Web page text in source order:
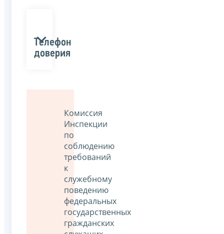
Телефон
доверия
Комиссия
Инспекции
по
соблюдению
требований
к
служебному
поведению
федеральных
государственных
гражданских